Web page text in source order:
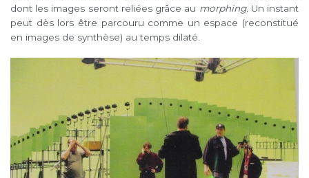
dont les images seront reliées grâce au morphing. Un instant
peut dès lors être parcouru comme un espace (reconstitué
en images de synthèse) au temps dilaté.